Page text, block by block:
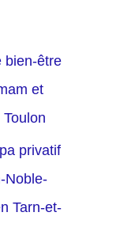
bien-être
et
privatif
Noble-
Tarn-et-